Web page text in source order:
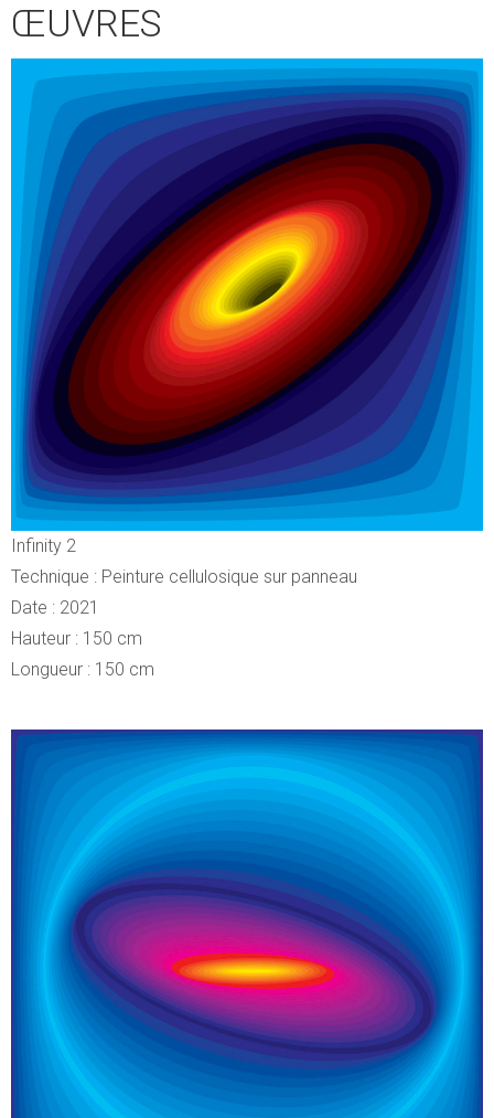
ŒUVRES
Infinity 2
Technique : Peinture cellulosique sur panneau
Date : 2021
Hauteur : 150 cm
Longueur : 150 cm